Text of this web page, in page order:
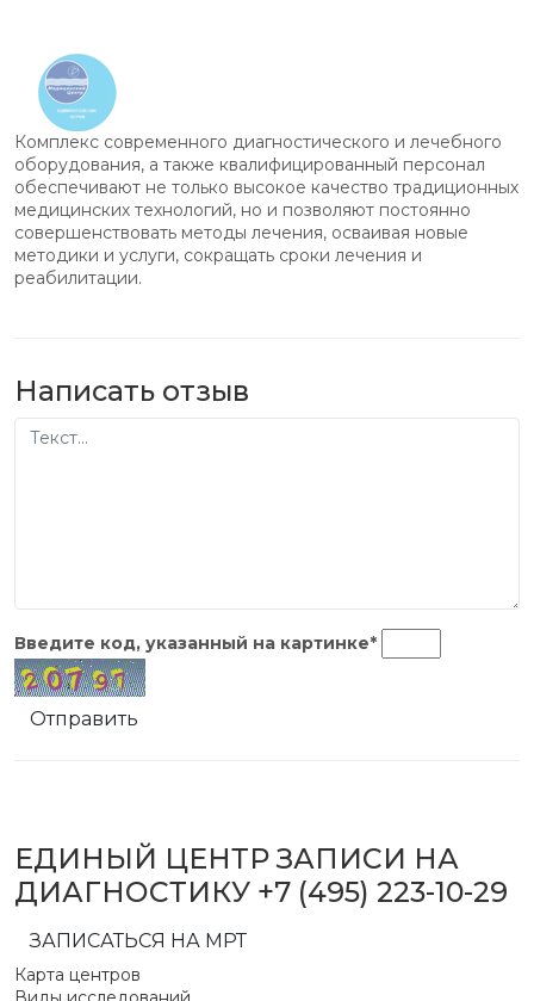
Комплекс современного диагностического и лечебного
оборудования, а также квалифицированный персонал
обеспечивают не только высокое качество традиционных
медицинских технологий, но и позволяют постоянно
совершенствовать методы лечения, осваивая новые
методики и услуги, сокращать сроки лечения и
реабилитации.
Написать отзыв
Введите код, указанный на картинке*
Отправить
ЕДИНЫЙ ЦЕНТР ЗАПИСИ НА
ДИАГНОСТИКУ +7 (495) 223-10-29
ЗАПИСАТЬСЯ НА МРТ
Карта центров